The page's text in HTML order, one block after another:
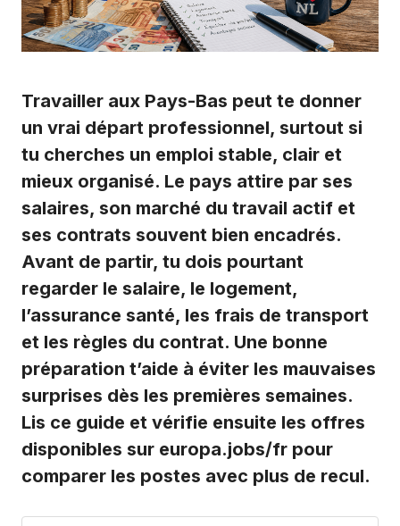
Travailler aux Pays-Bas peut te donner
un vrai départ professionnel, surtout si
tu cherches un emploi stable, clair et
mieux organisé. Le pays attire par ses
salaires, son marché du travail actif et
ses contrats souvent bien encadrés.
Avant de partir, tu dois pourtant
regarder le salaire, le logement,
l’assurance santé, les frais de transport
et les règles du contrat. Une bonne
préparation t’aide à éviter les mauvaises
surprises dès les premières semaines.
Lis ce guide et vérifie ensuite les offres
disponibles sur europa.jobs/fr pour
comparer les postes avec plus de recul.